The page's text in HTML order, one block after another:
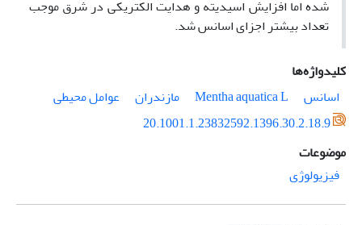
شده اما افزایش اسیدیته و هدایت الکتریکی در شرق موجب
تعداد بیشتر اجزای اسانس شد.
کلیدواژه‌ها
اسانس
Mentha aquatica L مازندران
عوامل محیطی
20.1001.1.23832592.1396.30.2.18.9
موضوعات
فیزیولوژی